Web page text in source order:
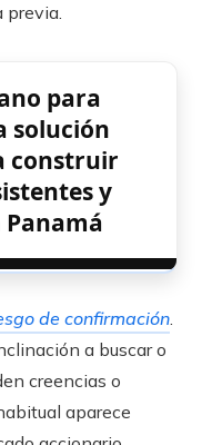
previa.
para
solución
construir
y
Panamá
de confirmación.
a buscar o
creencias o
aparece